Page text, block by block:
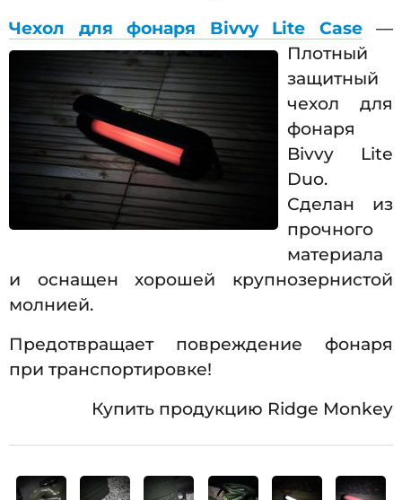
Чехол для фонаря Bivvy Lite Case—
Плотный
защитный
чехол для
фонаря
Bivvy Lite
Duo.
Сделан из
прочного
материала
и оснащен хорошей крупнозернистой
молнией.
Предотвращает повреждение фонаря
при транспортировке!
Купить продукцию Ridge Monkey